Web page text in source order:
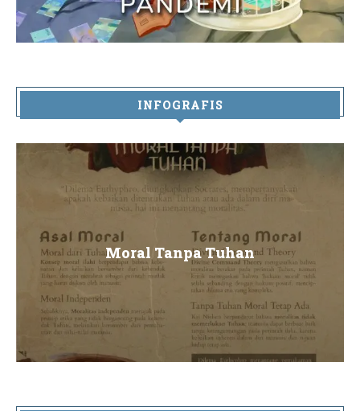
INFOGRAFIS
Moral Tanpa Tuhan